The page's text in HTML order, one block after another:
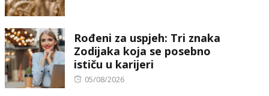
Rođeni za uspjeh: Tri znaka
Zodijaka koja se posebno
ističu u karijeri
Posted
05/08/2026